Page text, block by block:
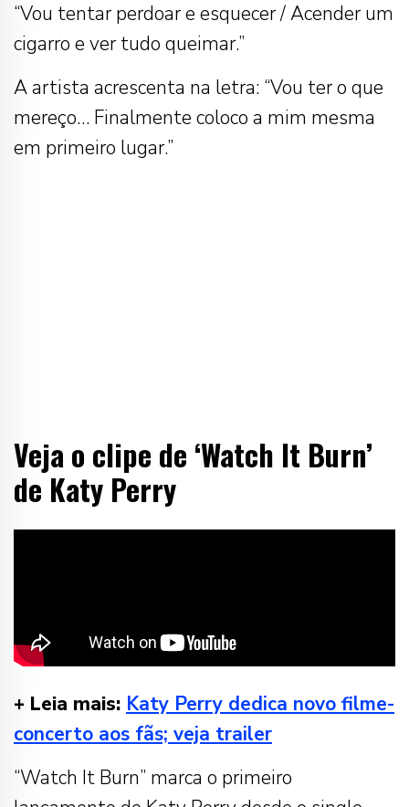
“Vou tentar perdoar e esquecer / Acender um
cigarro e ver tudo queimar.”
A artista acrescenta na letra: “Vou ter o que
mereço… Finalmente coloco a mim mesma
em primeiro lugar.”
Veja o clipe de ‘Watch It Burn’
de Katy Perry
+ Leia mais: Katy Perry dedica novo filme-
concerto aos fãs; veja trailer
“Watch It Burn” marca o primeiro